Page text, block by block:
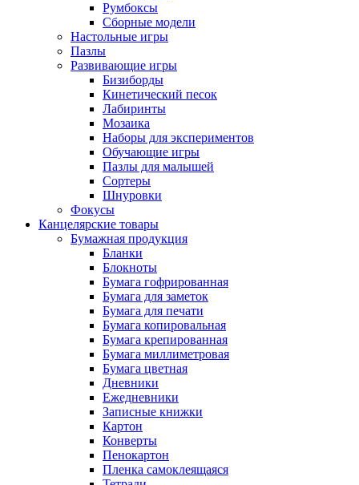
Румбоксы
Сборные модели
Настольные игры
Пазлы
Развивающие игры
Бизиборды
Кинетический песок
Лабиринты
Мозаика
Наборы для экспериментов
Обучающие игры
Пазлы для малышей
Сортеры
Шнуровки
Фокусы
Канцелярские товары
Бумажная продукция
Бланки
Блокноты
Бумага гофрированная
Бумага для заметок
Бумага для печати
Бумага копировальная
Бумага крепированная
Бумага миллиметровая
Бумага цветная
Дневники
Ежедневники
Записные книжки
Картон
Конверты
Пенокартон
Пленка самоклеящаяся